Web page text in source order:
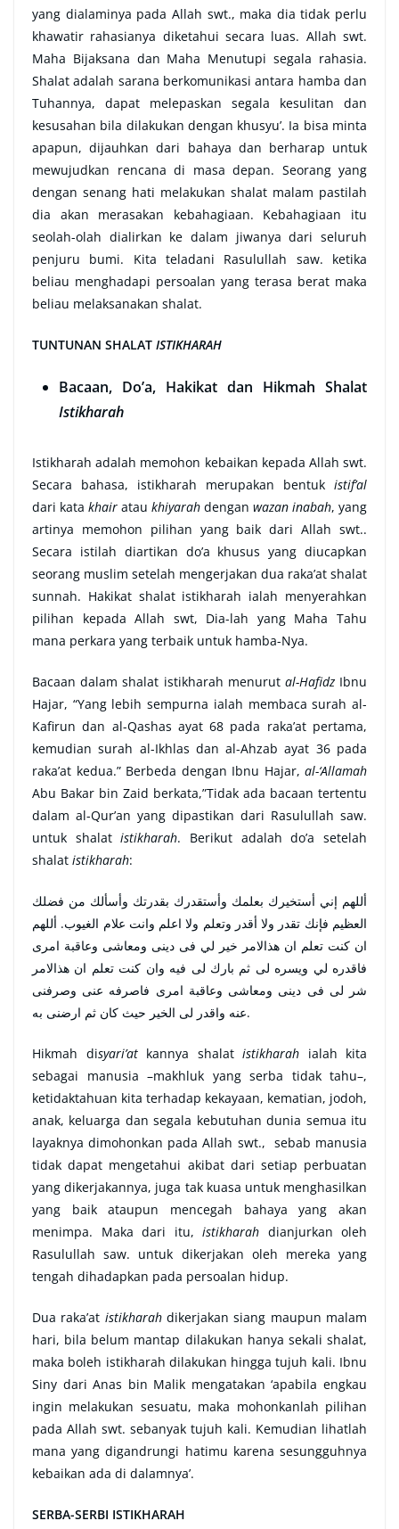
yang dialaminya pada Allah swt., maka dia tidak perlu
khawatir rahasianya diketahui secara luas. Allah swt.
Maha Bijaksana dan Maha Menutupi segala rahasia.
Shalat adalah sarana berkomunikasi antara hamba dan
Tuhannya, dapat melepaskan segala kesulitan dan
kesusahan bila dilakukan dengan khusyu’. Ia bisa minta
apapun, dijauhkan dari bahaya dan berharap untuk
mewujudkan rencana di masa depan. Seorang yang
dengan senang hati melakukan shalat malam pastilah
dia akan merasakan kebahagiaan. Kebahagiaan itu
seolah-olah dialirkan ke dalam jiwanya dari seluruh
penjuru bumi. Kita teladani Rasulullah saw. ketika
beliau menghadapi persoalan yang terasa berat maka
beliau melaksanakan shalat.
TUNTUNAN SHALAT ISTIKHARAH
Bacaan, Do’a, Hakikat dan Hikmah Shalat
Istikharah
Istikharah adalah memohon kebaikan kepada Allah swt.
Secara bahasa, istikharah merupakan bentuk istif’al
dari kata khair atau khiyarah dengan wazan inabah, yang
artinya memohon pilihan yang baik dari Allah swt..
Secara istilah diartikan do’a khusus yang diucapkan
seorang muslim setelah mengerjakan dua raka’at shalat
sunnah. Hakikat shalat istikharah ialah menyerahkan
pilihan kepada Allah swt, Dia-lah yang Maha Tahu
mana perkara yang terbaik untuk hamba-Nya.
Bacaan dalam shalat istikharah menurut al-HafidzIbnu
Hajar, “Yang lebih sempurna ialah membaca surah al-
Kafirun dan al-Qashas ayat 68 pada raka’at pertama,
kemudian surah al-Ikhlas dan al-Ahzab ayat 36 pada
raka’at kedua.” Berbeda dengan Ibnu Hajar, al-‘Allamah
Abu Bakar bin Zaid berkata,”Tidak ada bacaan tertentu
dalam al-Qur’an yang dipastikan dari Rasulullah saw.
untuk shalatistikharah. Berikut adalah do’a setelah
shalat istikharah:
أللهم إني أستخيرك بعلمك وأستقدرك بقدرتك وأسألك من فضلك
العظيم فإنك تقدر ولا أقدر وتعلم ولا اعلم وانت علام الغيوب. أللهم
ان كنت تعلم ان هذالامر خير لي فى دينى ومعاشى وعاقبة امرى
فاقدره لي ويسره لى ثم بارك لى فيه وان كنت تعلم ان هذالامر
شر لى فى دينى ومعاشى وعاقبة امرى فاصرفه عنى وصرفنى
عنه واقدر لى الخير حيث كان ثم ارضنى به.
Hikmah disyari’atkannya shalat istikharah ialah kita
sebagai manusia –makhluk yang serba tidak tahu–,
ketidaktahuan kita terhadap kekayaan, kematian, jodoh,
anak, keluarga dan segala kebutuhan dunia semua itu
layaknya dimohonkan pada Allah swt., sebab manusia
tidak dapat mengetahui akibat dari setiap perbuatan
yang dikerjakannya, juga tak kuasa untuk menghasilkan
yang baik ataupun mencegah bahaya yang akan
menimpa. Maka dari itu, istikharah dianjurkan oleh
Rasulullah saw. untuk dikerjakan oleh mereka yang
tengah dihadapkan pada persoalan hidup.
Dua raka’at istikharahdikerjakan siang maupun malam
hari, bila belum mantap dilakukan hanya sekali shalat,
maka boleh istikharah dilakukan hingga tujuh kali. Ibnu
Siny dari Anas bin Malik mengatakan ‘apabila engkau
ingin melakukan sesuatu, maka mohonkanlah pilihan
pada Allah swt. sebanyak tujuh kali. Kemudian lihatlah
mana yang digandrungi hatimu karena sesungguhnya
kebaikan ada di dalamnya’.
SERBA-SERBI ISTIKHARAH